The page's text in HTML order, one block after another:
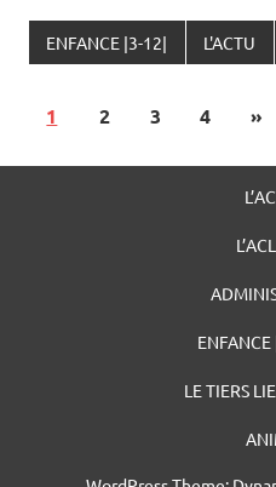
ENFANCE |3-12| L'ACTU
1 2 3 4 »
LE TIERS